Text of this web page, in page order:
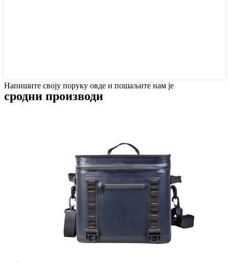
Напишите своју поруку овде и пошаљите нам је
сродни производи